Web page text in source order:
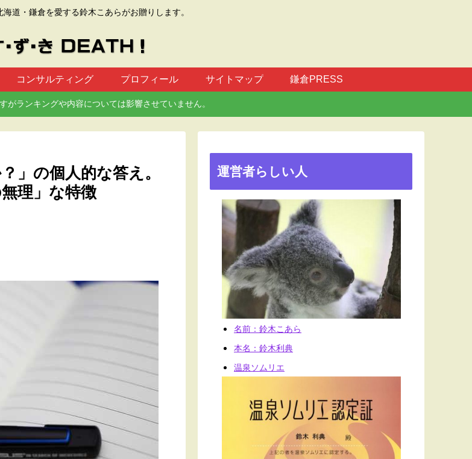
道・鎌倉を愛する鈴木こあらがお贈りします。
コンサルティング プロフィール サイトマップ 鎌倉PRESS
がランキングや内容については影響させていません。
」の個人的な答え。
理」な特徴
運営者らしい人
名前：鈴木こあら
本名：鈴木利典
温泉ソムリエ